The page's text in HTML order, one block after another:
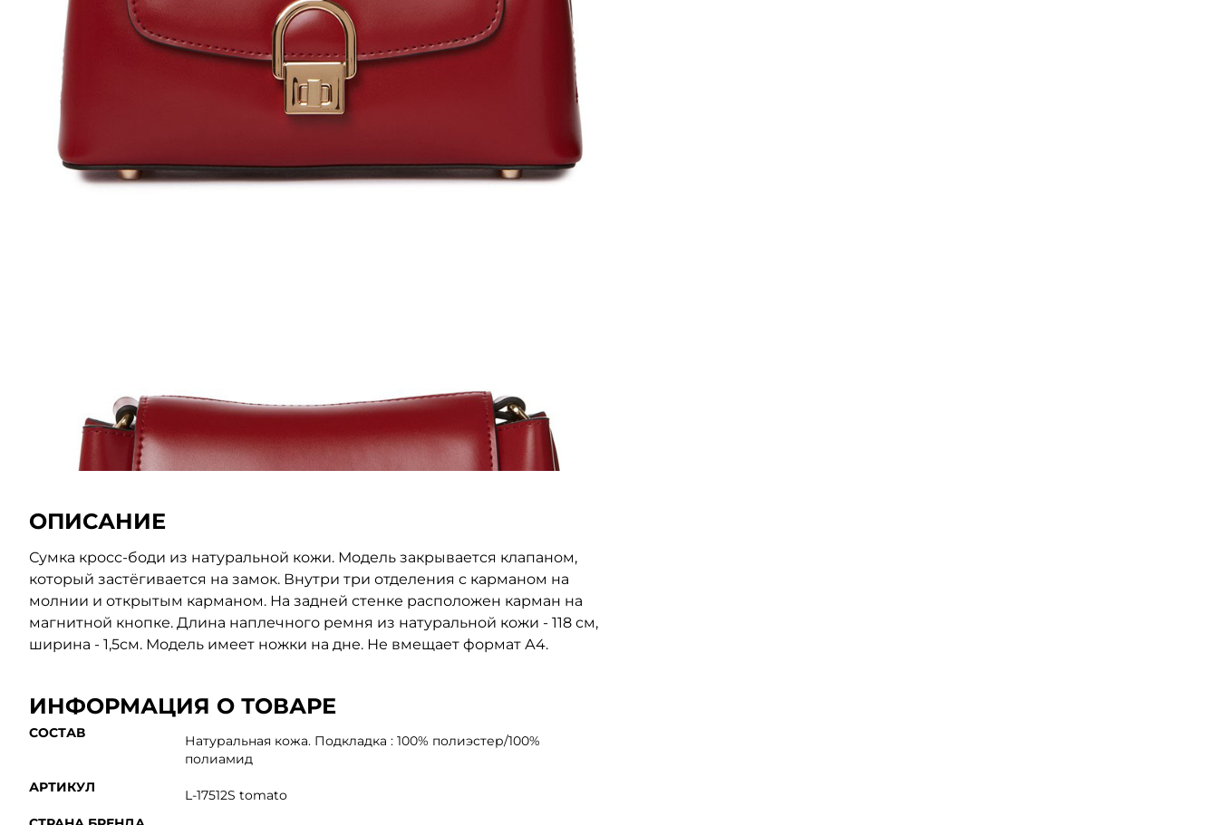
ОПИСАНИЕ
Сумка кросс-боди из натуральной кожи. Модель закрывается клапаном,
который застёгивается на замок. Внутри три отделения с карманом на
молнии и открытым карманом. На задней стенке расположен карман на
магнитной кнопке. Длина наплечного ремня из натуральной кожи - 118 см,
ширина - 1,5см. Модель имеет ножки на дне. Не вмещает формат А4.
ИНФОРМАЦИЯ О ТОВАРЕ
СОСТАВ
Натуральная кожа. Подкладка : 100% полиэстер/100%
полиамид
АРТИКУЛ
L-17512S tomato